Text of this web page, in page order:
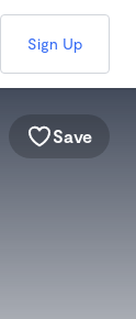
Sign Up
Save